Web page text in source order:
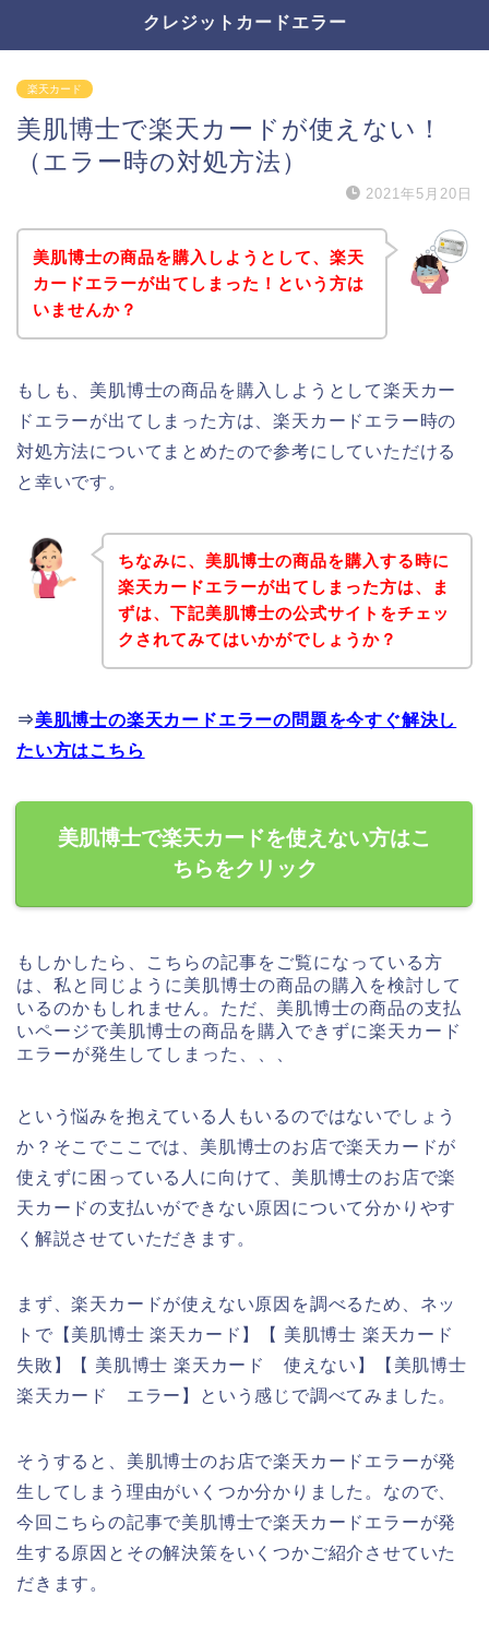
クレジットカードエラー
楽天カード
美肌博士で楽天カードが使えない！
（エラー時の対処方法）
2021年5月20日
美肌博士の商品を購入しようとして、楽天
カードエラーが出てしまった！という方は
いませんか？
もしも、美肌博士の商品を購入しようとして楽天カー
ドエラーが出てしまった方は、楽天カードエラー時の
対処方法についてまとめたので参考にしていただける
と幸いです。
ちなみに、美肌博士の商品を購入する時に
楽天カードエラーが出てしまった方は、ま
ずは、下記美肌博士の公式サイトをチェッ
クされてみてはいかがでしょうか？
⇒美肌博士の楽天カードエラーの問題を今すぐ解決し
たい方はこちら
美肌博士で楽天カードを使えない方はこ
ちらをクリック
もしかしたら、こちらの記事をご覧になっている方
は、私と同じように美肌博士の商品の購入を検討して
いるのかもしれません。ただ、美肌博士の商品の支払
いページで美肌博士の商品を購入できずに楽天カード
エラーが発生してしまった、、、
という悩みを抱えている人もいるのではないでしょう
か？そこでここでは、美肌博士のお店で楽天カードが
使えずに困っている人に向けて、美肌博士のお店で楽
天カードの支払いができない原因について分かりやす
く解説させていただきます。
まず、楽天カードが使えない原因を調べるため、ネッ
トで【美肌博士 楽天カード】【 美肌博士 楽天カード
失敗】【 美肌博士 楽天カード 使えない】【美肌博士
楽天カード エラー】という感じで調べてみました。
そうすると、美肌博士のお店で楽天カードエラーが発
生してしまう理由がいくつか分かりました。なので、
今回こちらの記事で美肌博士で楽天カードエラーが発
生する原因とその解決策をいくつかご紹介させていた
だきます。